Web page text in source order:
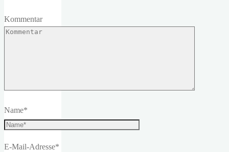
Kommentar
Name*
E-Mail-Adresse*